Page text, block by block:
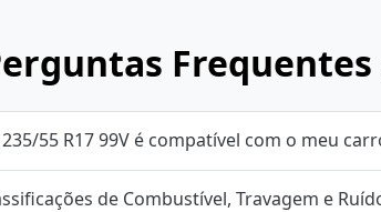
55 R17 99V é compatível com o meu
de Combustível, Travagem e